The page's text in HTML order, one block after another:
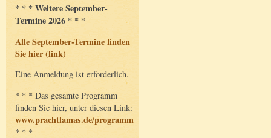
* * * Weitere September-
Termine 2026 * * *
Alle September-Termine finden
Sie hier (link)
Eine Anmeldung ist erforderlich.
* * * Das gesamte Programm
finden Sie hier, unter diesen Link:
www.prachtlamas.de/programm
* * *